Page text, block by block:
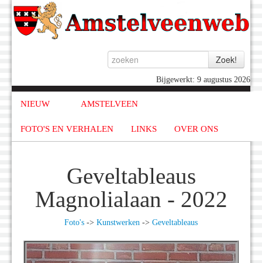
Bijgewerkt: 9 augustus 2026
NIEUW AMSTELVEEN
FOTO'S EN VERHALEN LINKS OVER ONS
Geveltableaus
Magnolialaan - 2022
Foto's -> Kunstwerken -> Geveltableaus